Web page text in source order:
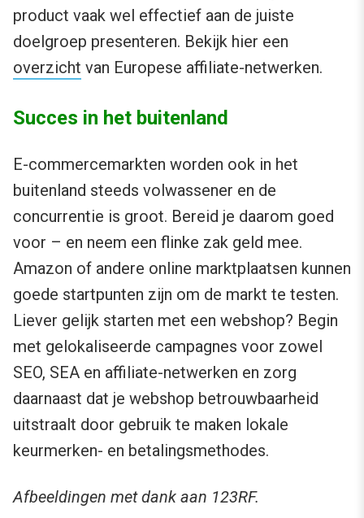
product vaak wel effectief aan de juiste
doelgroep presenteren. Bekijk hier een
overzicht van Europese affiliate-netwerken.
Succes in het buitenland
E-commercemarkten worden ook in het
buitenland steeds volwassener en de
concurrentie is groot. Bereid je daarom goed
voor – en neem een flinke zak geld mee.
Amazon of andere online marktplaatsen kunnen
goede startpunten zijn om de markt te testen.
Liever gelijk starten met een webshop? Begin
met gelokaliseerde campagnes voor zowel
SEO, SEA en affiliate-netwerken en zorg
daarnaast dat je webshop betrouwbaarheid
uitstraalt door gebruik te maken lokale
keurmerken- en betalingsmethodes.
Afbeeldingen met dank aan 123RF.